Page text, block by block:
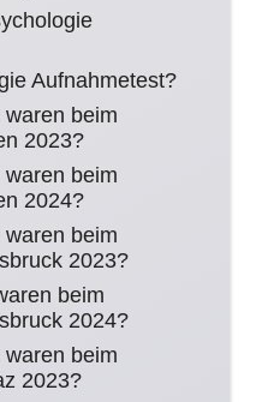
Aufnahmetest?
beim
2023?
beim
2024?
beim
2023?
beim
2024?
beim
2023?